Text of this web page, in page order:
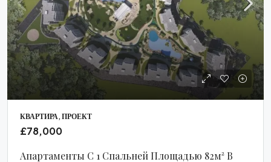
КВАРТИРА, ПРОЕКТ
£78,000
Апартаменты С 1 Спальней Площадью 82м² В